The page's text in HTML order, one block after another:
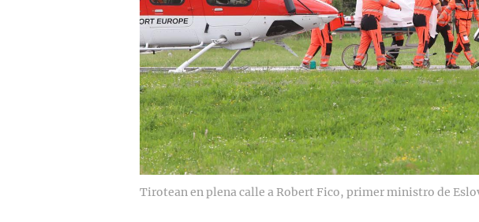
Tirotean en plena calle a Robert Fico, primer ministro de